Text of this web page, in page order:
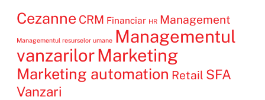
Cezanne CRM Financiar HR Management
Managementul resurselor umane Managementul
vanzarilorMarketing
Marketing automation Retail SFA
Vanzari